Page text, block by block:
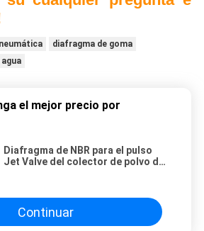
diafragma de goma
el mejor precio por
Diafragma de NBR para el pulso
Jet Valve del colector de polvo de
Continuar